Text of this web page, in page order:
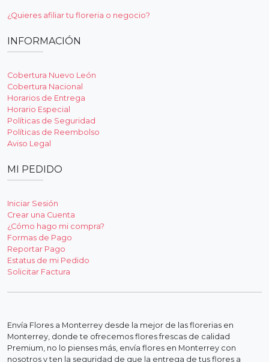
¿Quieres afiliar tu floreria o negocio?
INFORMACIÓN
Cobertura Nuevo León
Cobertura Nacional
Horarios de Entrega
Horario Especial
Políticas de Seguridad
Políticas de Reembolso
Aviso Legal
MI PEDIDO
Iniciar Sesión
Crear una Cuenta
¿Cómo hago mi compra?
Formas de Pago
Reportar Pago
Estatus de mi Pedido
Solicitar Factura
Envía Flores a Monterrey desde la mejor de las florerias en
Monterrey, donde te ofrecemos flores frescas de calidad
Premium, no lo pienses más, envía flores en Monterrey con
nosotros y ten la seguridad de que la entrega de tus flores a